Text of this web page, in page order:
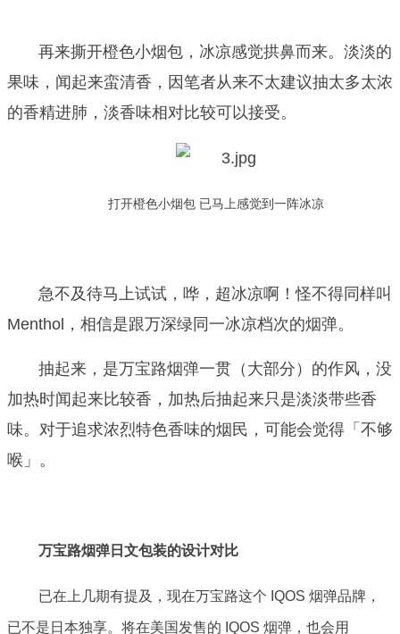
再来撕开橙色小烟包，冰凉感觉拱鼻而来。淡淡的
果味，闻起来蛮清香，因笔者从来不太建议抽太多太浓
的香精进肺，淡香味相对比较可以接受。
打开橙色小烟包 已马上感觉到一阵冰凉
急不及待马上试试，哗，超冰凉啊！怪不得同样叫
Menthol，相信是跟万深绿同一冰凉档次的烟弹。
抽起来，是万宝路烟弹一贯（大部分）的作风，没
加热时闻起来比较香，加热后抽起来只是淡淡带些香
味。对于追求浓烈特色香味的烟民，可能会觉得「不够
喉」。
万宝路烟弹日文包装的设计对比
已在上几期有提及，现在万宝路这个 IQOS 烟弹品牌，
已不是日本独享。将在美国发售的 IQOS 烟弹，也会用